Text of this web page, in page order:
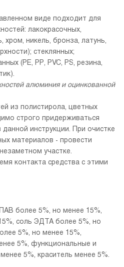
виде подходит для
лакокрасочных,
хром, никель, бронза, латунь,
стеклянных;
(PE, PP, PVC, PS, резина,
алюминия и оцинкованной
из полистирола, цветных
строго придерживаться
инструкции. При очистке
материалов - провести
участке.
контакта средства с этими
более 5%, но менее 15%,
соль ЭДТА более 5%, но
5%, но менее 15%,
5%, функциональные и
5%, краситель менее 5%.